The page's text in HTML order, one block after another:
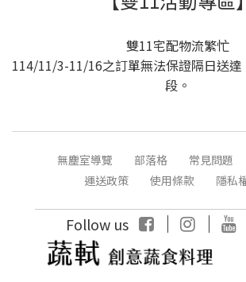
雙11宅配物流繁忙
114/11/3-11/16之訂單無法保證隔日送
段。
無塵室導覽 部落格 常見問題
運送政策
使用條款 隱私
Follow us ｜ ｜